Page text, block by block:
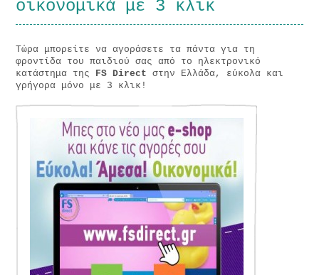
οικονομικά με 3 κλικ
Τώρα μπορείτε να αγοράσετε τα πάντα για τη
φροντίδα του παιδιού σας από το ηλεκτρονικό
κατάστημα της FS Direct στην Ελλάδα, εύκολα και
γρήγορα μόνο με 3 κλικ!